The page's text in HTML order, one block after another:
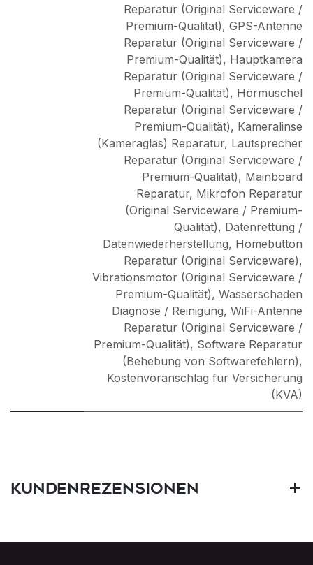
Reparatur (Original Serviceware /
Premium-Qualität), GPS-Antenne
Reparatur (Original Serviceware /
Premium-Qualität), Hauptkamera
Reparatur (Original Serviceware /
Premium-Qualität), Hörmuschel
Reparatur (Original Serviceware /
Premium-Qualität), Kameralinse
(Kameraglas) Reparatur, Lautsprecher
Reparatur (Original Serviceware /
Premium-Qualität), Mainboard
Reparatur, Mikrofon Reparatur
(Original Serviceware / Premium-
Qualität), Datenrettung /
Datenwiederherstellung, Homebutton
Reparatur (Original Serviceware),
Vibrationsmotor (Original Serviceware /
Premium-Qualität), Wasserschaden
Diagnose / Reinigung, WiFi-Antenne
Reparatur (Original Serviceware /
Premium-Qualität), Software Reparatur
(Behebung von Softwarefehlern),
Kostenvoranschlag für Versicherung
(KVA)
Kundenrezensionen